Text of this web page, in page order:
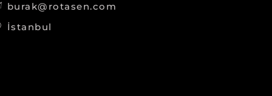
burak@rotasen.com
İstanbul